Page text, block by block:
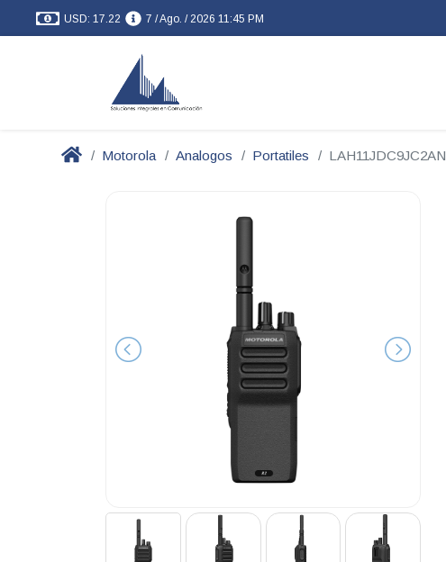
USD: 17.22 7 / Ago. / 2026 11:45 PM
Motorola Analogos Portatiles LAH11JDC9JC2AN